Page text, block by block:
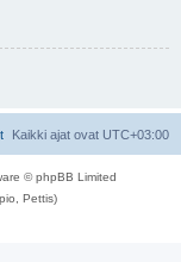
Kaikki ajat ovat UTC+03:00
© phpBB Limited
Pettis)